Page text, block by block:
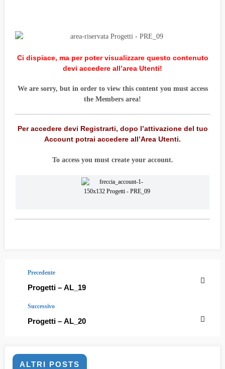
Ci dispiace, ma per poter visualizzare questo contenuto
devi accedere all’area Utenti!
We are sorry, but in order to view this content you must access
the Members area!
Per accedere devi Registrarti, dopo l’attivazione del tuo
Account potrai accedere all’Area Utenti.
To access you must create your account.
Precedente
Progetti – AL_19
Successivo
Progetti – AL_20
ALTRI POSTS